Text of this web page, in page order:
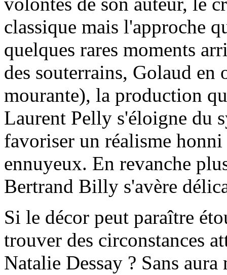
classique mais l'approche
quelques rares moments
des souterrains, Golaud en
mourante), la production
Laurent Pelly s'éloigne du
favoriser un réalisme
ennuyeux. En revanche
Bertrand Billy s'avère
Si le décor peut paraître
trouver des circonstances
Natalie Dessay ? Sans